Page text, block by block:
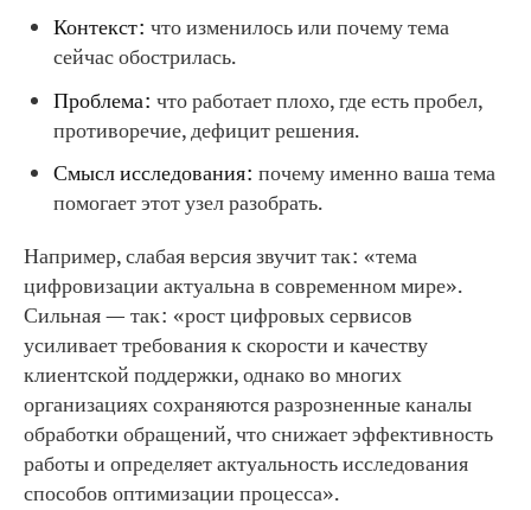
Контекст: что изменилось или почему тема
сейчас обострилась.
Проблема: что работает плохо, где есть пробел,
противоречие, дефицит решения.
Смысл исследования: почему именно ваша тема
помогает этот узел разобрать.
Например, слабая версия звучит так: «тема
цифровизации актуальна в современном мире».
Сильная — так: «рост цифровых сервисов
усиливает требования к скорости и качеству
клиентской поддержки, однако во многих
организациях сохраняются разрозненные каналы
обработки обращений, что снижает эффективность
работы и определяет актуальность исследования
способов оптимизации процесса».